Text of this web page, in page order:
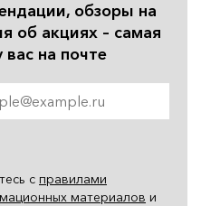
обзоры на
об акциях – самая
на почте
с правилами
материалов и